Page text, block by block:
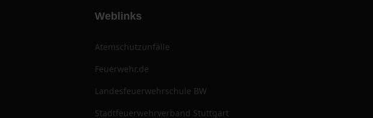
Weblinks
Atemschutzunfälle
Feuerwehr.de
Landesfeuerwehrschule BW
Stadtfeuerwehrverband Stuttgart